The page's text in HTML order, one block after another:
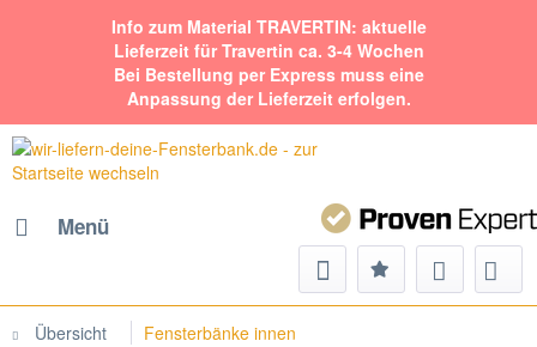
Info zum Material TRAVERTIN: aktuelle
Lieferzeit für Travertin ca. 3-4 Wochen
Bei Bestellung per Express muss eine
Anpassung der Lieferzeit erfolgen.
Menü
Übersicht Fensterbänke innen